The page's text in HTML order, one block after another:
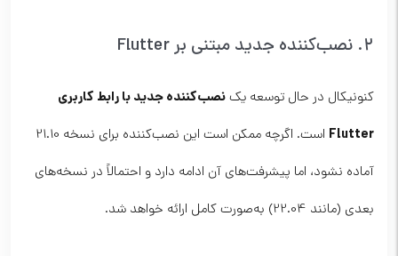
۲. نصب‌کننده جدید مبتنی بر Flutter
کنونیکال در حال توسعه یکنصب‌کننده جدید با رابط کاربری
Flutter
است. اگرچه ممکن است این نصب‌کننده برای نسخه 21.10
آماده نشود، اما پیشرفت‌های آن ادامه دارد و احتمالاً در نسخه‌های
بعدی (مانند 22.04) به‌صورت کامل ارائه خواهد شد.